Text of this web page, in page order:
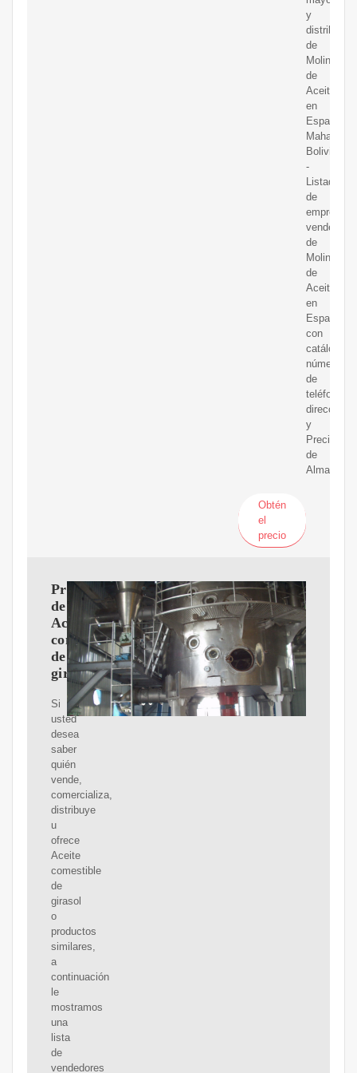
y
de
Molinos
de
Aceite
en
España
Bolivia
-
Listado
de
empresas
de
Molinos
de
Aceite
en
España
con
catálogos,
números
de
teléfono,
y
Precios
de
Obtén
el
precio
Proveedores
de
Aceite
comestible
de
girasol
Si
usted
desea
saber
quién
vende,
comercializa,
distribuye
u
ofrece
Aceite
comestible
de
girasol
o
productos
similares,
a
continuación
le
mostramos
una
lista
de
vendedores